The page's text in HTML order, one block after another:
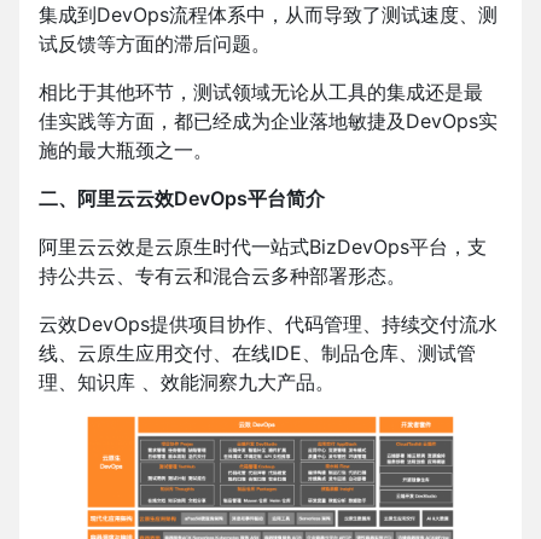
集成到DevOps流程体系中，从而导致了测试速度、测
试反馈等方面的滞后问题。
相比于其他环节，测试领域无论从工具的集成还是最
佳实践等方面，都已经成为企业落地敏捷及DevOps实
施的最大瓶颈之一。
二、阿里云云效DevOps平台简介
阿里云云效是云原生时代一站式BizDevOps平台，支
持公共云、专有云和混合云多种部署形态。
云效DevOps提供项目协作、代码管理、持续交付流水
线、云原生应用交付、在线IDE、制品仓库、测试管
理、知识库 、效能洞察九大产品。